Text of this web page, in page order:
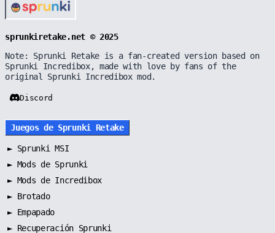
sprunkiretake.net © 2025
Note: Sprunki Retake is a fan-created version based on
Sprunki Incredibox, made with love by fans of the
original Sprunki Incredibox mod.
Discord
Juegos de Sprunki Retake
► Sprunki MSI
► Mods de Sprunki
► Mods de Incredibox
► Brotado
► Empapado
► Recuperación Sprunki